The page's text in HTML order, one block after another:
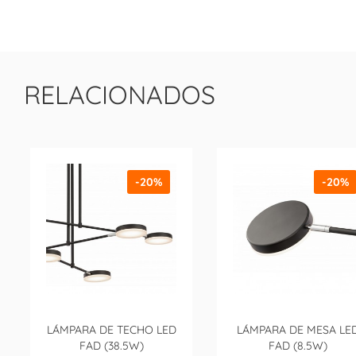
RELACIONADOS
LÁMPARA DE TECHO LED
FAD (38.5W)
-20%
LÁMPARA DE MESA
FAD (8.5W)
-20%